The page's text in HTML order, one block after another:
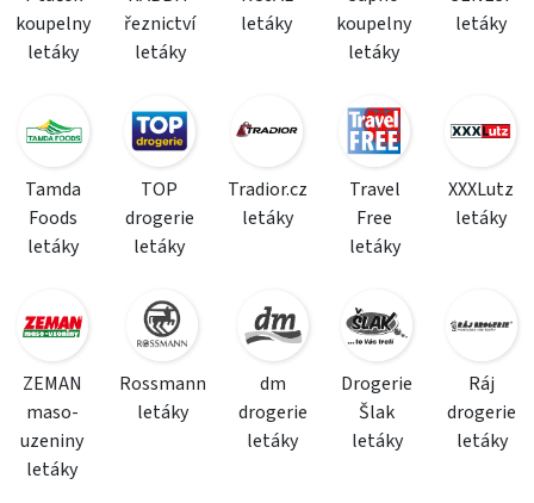
koupelny
letáky
řeznictví
letáky
letáky
koupelny
letáky
letáky
Tamda
Foods
letáky
TOP
drogerie
letáky
Tradior.cz
letáky
Travel
Free
letáky
XXXLutz
letáky
ZEMAN
maso-
uzeniny
letáky
Rossmann
letáky
dm
drogerie
letáky
Drogerie
Šlak
letáky
Ráj
drogerie
letáky